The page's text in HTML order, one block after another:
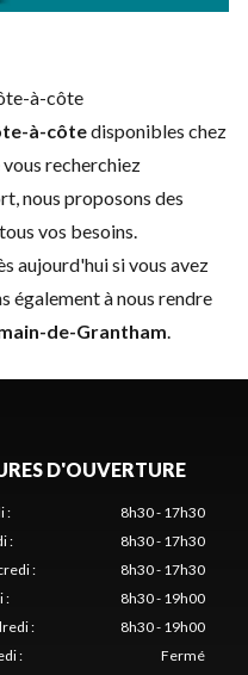
à-côte
à-côtedisponibles chez
vous recherchiez
nous proposons des
vos besoins.
aujourd'hui si vous avez
également à nous rendre
de-Grantham.
D'OUVERTURE
:
8h30 - 17h30
:
8h30 - 17h30
:
8h30 - 17h30
:
8h30 - 19h00
:
8h30 - 19h00
: Fermé